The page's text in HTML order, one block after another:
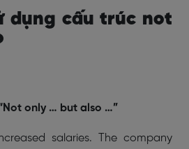
dụng cấu trúc not
only … but also …”
salaries. The company